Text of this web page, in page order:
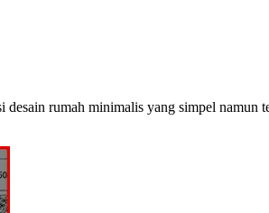
rumah minimalis yang simpel namun